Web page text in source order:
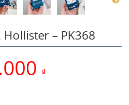
– PK368
₫